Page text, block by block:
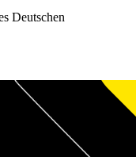
Deutschen